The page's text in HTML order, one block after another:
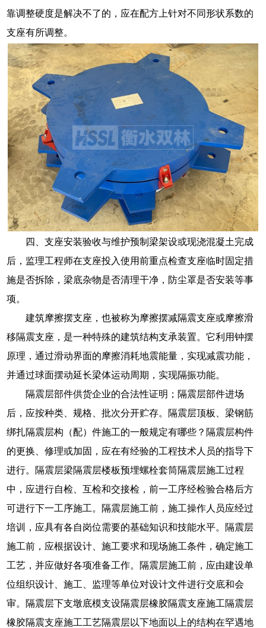
靠调整硬度是解决不了的，应在配方上针对不同形状系数的
支座有所调整。
四、支座安装验收与维护预制梁架设或现浇混凝土完成
后，监理工程师在支座投入使用前重点检查支座临时固定措
施是否拆除，梁底杂物是否清理干净，防尘罩是否安装等事
项。
建筑摩擦摆支座，也被称为摩擦摆减隔震支座或摩擦滑
移隔震支座，是一种特殊的建筑结构支承装置。它利用钟摆
原理，通过滑动界面的摩擦消耗地震能量，实现减震功能，
并通过球面摆动延长梁体运动周期，实现隔振功能。
隔震层部件供货企业的合法性证明；隔震层部件进场
后，应按种类、规格、批次分开贮存。隔震层顶板、梁钢筋
绑扎隔震层构（配）件施工的一般规定有哪些？隔震层构件
的更换、修理或加固，应在有经验的工程技术人员的指导下
进行。隔震层梁隔震层楼板预埋螺栓套筒隔震层施工过程
中，应进行自检、互检和交接检，前一工序经检验合格后方
可进行下一工序施工。隔震层施工前，施工操作人员应经过
培训，应具有各自岗位需要的基础知识和技能水平。隔震层
施工前，应根据设计、施工要求和现场施工条件，确定施工
工艺，并应做好各项准备工作。隔震层施工前，应由建设单
位组织设计、施工、监理等单位对设计文件进行交底和会
审。隔震层下支墩底模支设隔震层橡胶隔震支座施工隔震层
橡胶隔震支座施工工艺隔震层以下地面以上的结构在罕遇地